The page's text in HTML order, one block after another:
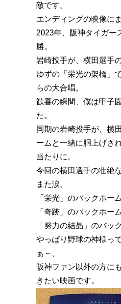
敵です。
エンディングの映像に
2023年、阪神タイガー
勝。
岩崎投手が、横田選手
ゆずの「栄光の架橋」
らの大合唱。
歓喜の瞬間、僕は甲子
た。
同期の岩崎投手が、横
ームと一緒に胴上げさ
当たりに。
今回の横田選手の壮絶
また涙。
「栄光」のバックホーム
「奇跡」のバックホーム
「努力の結晶」のバッ
やっぱり野球の神様っ
ぁ～。
阪神ファン以外の方に
きたい映画です。